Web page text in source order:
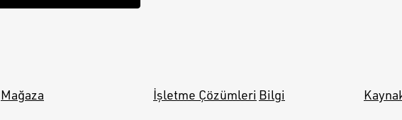
Mağaza İşletme Çözümleri Bilgi